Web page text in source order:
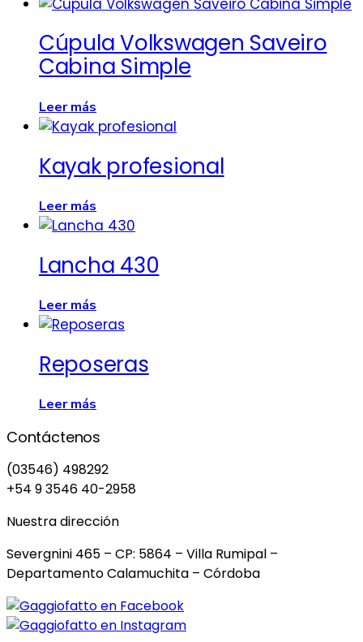
Cúpula Volkswagen Saveiro
Cabina Simple
Leer más
Kayak profesional
Leer más
Lancha 430
Leer más
Reposeras
Leer más
Contáctenos
(03546) 498292
+54 9 3546 40-2958
Nuestra dirección
Severgnini 465 – CP: 5864 – Villa Rumipal –
Departamento Calamuchita – Córdoba